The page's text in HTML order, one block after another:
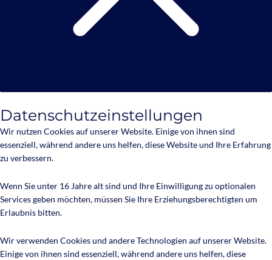
Datenschutzeinstellungen
Wir nutzen Cookies auf unserer Website. Einige von ihnen sind
essenziell, während andere uns helfen, diese Website und Ihre Erfahrung
zu verbessern.
Wenn Sie unter 16 Jahre alt sind und Ihre Einwilligung zu optionalen
Services geben möchten, müssen Sie Ihre Erziehungsberechtigten um
Erlaubnis bitten.
Wir verwenden Cookies und andere Technologien auf unserer Website.
Einige von ihnen sind essenziell, während andere uns helfen, diese